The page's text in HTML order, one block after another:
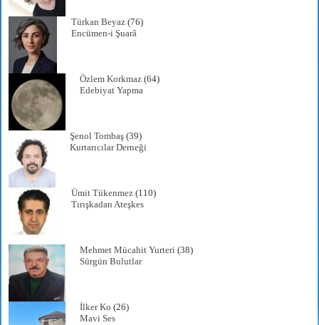
Türkan Beyaz (76)
Encümen-i Şuarâ
Özlem Korkmaz (64)
Edebiyat Yapma
Şenol Tombaş (39)
Kurtarıcılar Derneği
Ümit Tükenmez (110)
Tırışkadan Ateşkes
Mehmet Mücahit Yurteri (38)
Sürgün Bulutlar
İlker Ko (26)
Mavi Ses